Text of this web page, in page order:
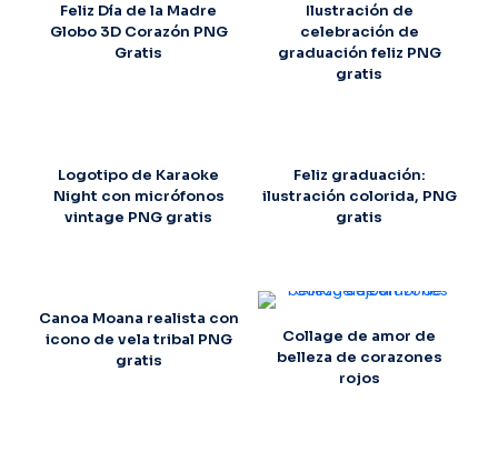
Feliz Día de la Madre
Globo 3D Corazón PNG
Gratis
Ilustración de
celebración de
graduación feliz PNG
gratis
Logotipo de Karaoke
Night con micrófonos
vintage PNG gratis
Feliz graduación:
ilustración colorida, PNG
gratis
Canoa Moana realista con
icono de vela tribal PNG
gratis
Collage de amor de
belleza de corazones
rojos